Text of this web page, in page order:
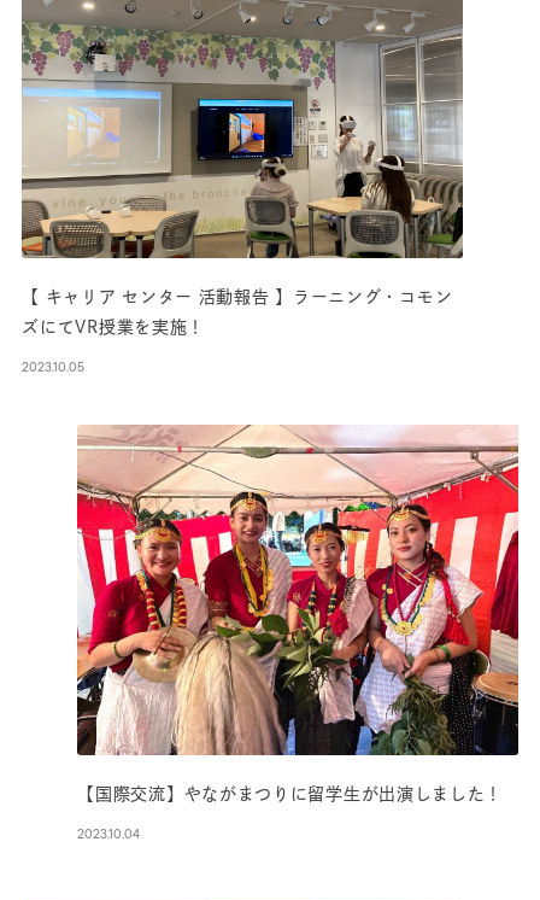
【 キャリア センター 活動報告 】ラーニング・コモン
ズにてVR授業を実施！
2023.10.05
【国際交流】やながまつりに留学生が出演しました！
2023.10.04